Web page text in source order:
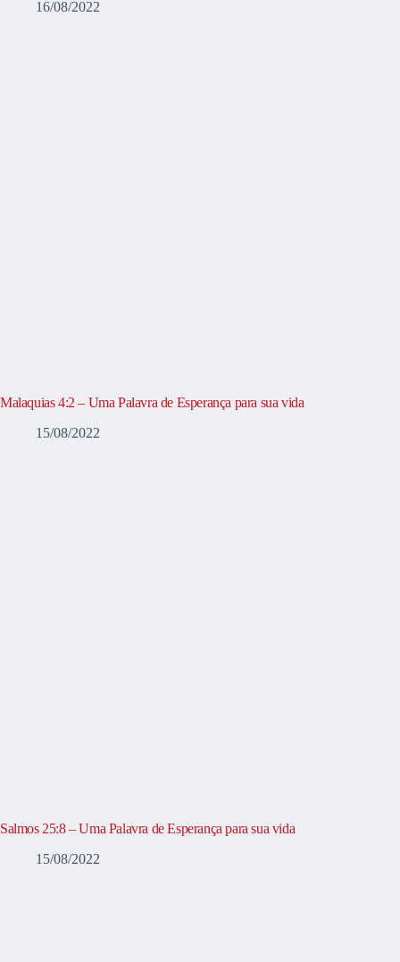
16/08/2022
Malaquias 4:2 – Uma Palavra de Esperança para sua vida
15/08/2022
Salmos 25:8 – Uma Palavra de Esperança para sua vida
15/08/2022